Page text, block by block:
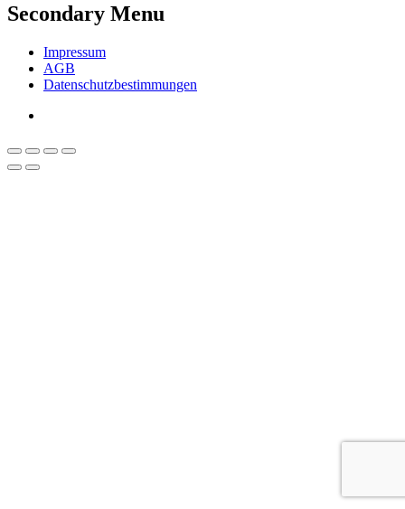
Secondary Menu
Impressum
AGB
Datenschutzbestimmungen